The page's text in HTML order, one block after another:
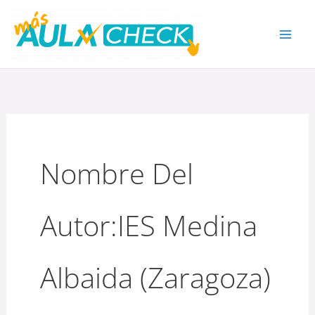
contenido
Nombre Del
Autor:IES Medina
Albaida (Zaragoza)